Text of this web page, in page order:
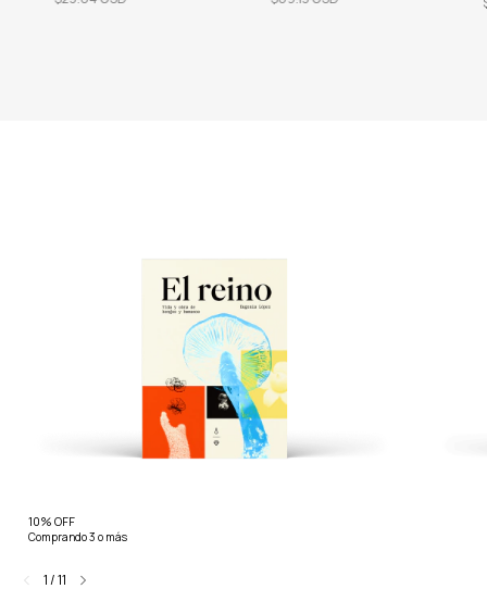
10% OFF
Comprando 3 o más
1/11